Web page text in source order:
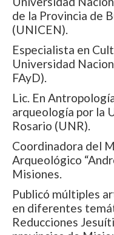
de la Provincia de
(UNICEN).
Especialista en
Universidad
FAyD).
Lic. En
arqueología por la
Rosario (UNR).
Coordinadora del
Arqueológico
Misiones.
Publicó múltiples
en diferentes
Reducciones